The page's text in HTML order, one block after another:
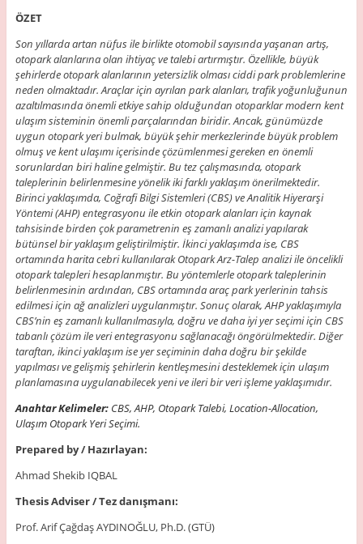
ÖZET
Son yıllarda artan nüfus ile birlikte otomobil sayısında yaşanan artış,
otopark alanlarına olan ihtiyaç ve talebi artırmıştır. Özellikle, büyük
şehirlerde otopark alanlarının yetersizlik olması ciddi park problemlerine
neden olmaktadır. Araçlar için ayrılan park alanları, trafik yoğunluğunun
azaltılmasında önemli etkiye sahip olduğundan otoparklar modern kent
ulaşım sisteminin önemli parçalarından biridir. Ancak, günümüzde
uygun otopark yeri bulmak, büyük şehir merkezlerinde büyük problem
olmuş ve kent ulaşımı içerisinde çözümlenmesi gereken en önemli
sorunlardan biri haline gelmiştir. Bu tez çalışmasında, otopark
taleplerinin belirlenmesine yönelik iki farklı yaklaşım önerilmektedir.
Birinci yaklaşımda, Coğrafi Bilgi Sistemleri (CBS) ve Analitik Hiyerarşi
Yöntemi (AHP) entegrasyonu ile etkin otopark alanları için kaynak
tahsisinde birden çok parametrenin eş zamanlı analizi yapılarak
bütünsel bir yaklaşım geliştirilmiştir. İkinci yaklaşımda ise, CBS
ortamında harita cebri kullanılarak Otopark Arz-Talep analizi ile öncelikli
otopark talepleri hesaplanmıştır. Bu yöntemlerle otopark taleplerinin
belirlenmesinin ardından, CBS ortamında araç park yerlerinin tahsis
edilmesi için ağ analizleri uygulanmıştır. Sonuç olarak, AHP yaklaşımıyla
CBS’nin eş zamanlı kullanılmasıyla, doğru ve daha iyi yer seçimi için CBS
tabanlı çözüm ile veri entegrasyonu sağlanacağı öngörülmektedir. Diğer
taraftan, ikinci yaklaşım ise yer seçiminin daha doğru bir şekilde
yapılması ve gelişmiş şehirlerin kentleşmesini desteklemek için ulaşım
planlamasına uygulanabilecek yeni ve ileri bir veri işleme yaklaşımıdır.
Anahtar Kelimeler:CBS, AHP, Otopark Talebi, Location-Allocation,
Ulaşım Otopark Yeri Seçimi.
Prepared by / Hazırlayan:
Ahmad Shekib IQBAL
Thesis Adviser / Tez danışmanı:
Prof. Arif Çağdaş AYDINOĞLU, Ph.D. (GTÜ)